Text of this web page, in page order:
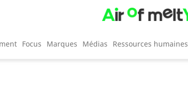
Focus Marques Médias Ressources humaines